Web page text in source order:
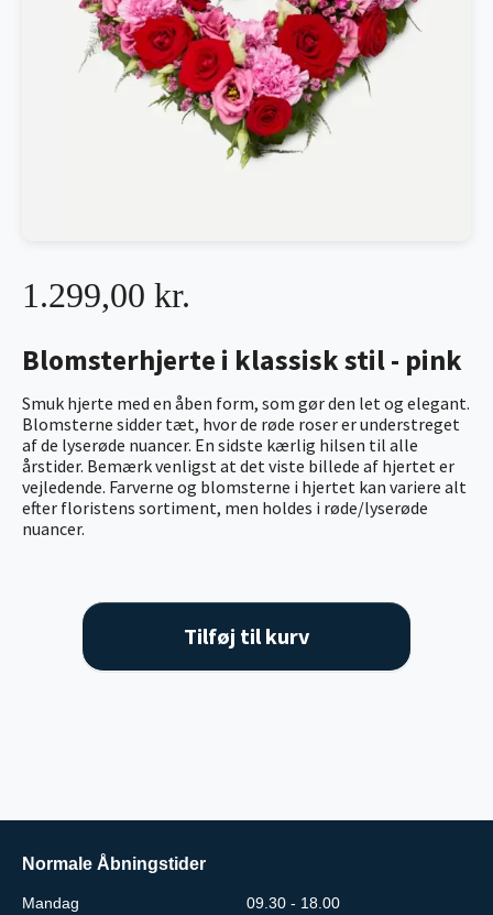
Blomsterhjerte i klassisk stil - pink
Smuk hjerte med en åben form, som gør den let og elegant.
Blomsterne sidder tæt, hvor de røde roser er understreget
af de lyserøde nuancer. En sidste kærlig hilsen til alle
årstider. Bemærk venligst at det viste billede af hjertet er
vejledende. Farverne og blomsterne i hjertet kan variere alt
efter floristens sortiment, men holdes i røde/lyserøde
nuancer.
1.299,00 kr.
Tilføj til kurv
Normale Åbningstider
Mandag
09.30 - 18.00